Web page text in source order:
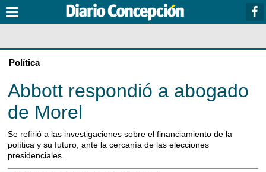
Política
Abbott respondió a abogado
de Morel
Se refirió a las investigaciones sobre el financiamiento de la
política y su futuro, ante la cercanía de las elecciones
presidenciales.